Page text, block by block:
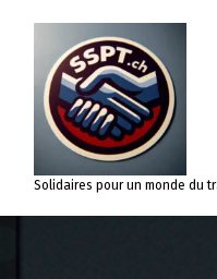
contenu
Solidaires pour un monde du